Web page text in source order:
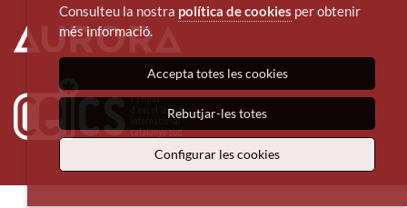
Consulteu la nostra política de cookies per obtenir
més informació.
Accepta totes les cookies
Rebutjar-les totes
Configurar les cookies